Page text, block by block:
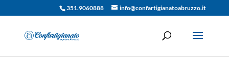
351.9060888 info@confartigianatoabruzzo.it